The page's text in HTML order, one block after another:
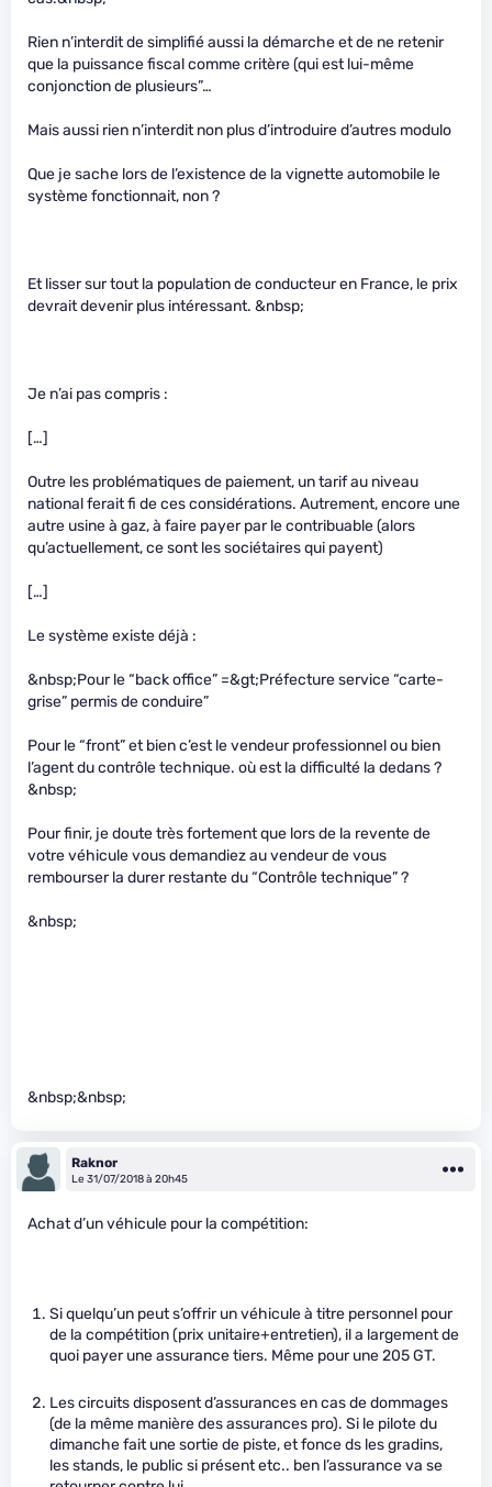
Rien n’interdit de simplifié aussi la démarche et de ne retenir
que la puissance fiscal comme critère (qui est lui-même
conjonction de plusieurs”…
Mais aussi rien n’interdit non plus d’introduire d’autres modulo
Que je sache lors de l’existence de la vignette automobile le
système fonctionnait, non ?
Et lisser sur tout la population de conducteur en France, le prix
devrait devenir plus intéressant. &nbsp;
Je n’ai pas compris :
[…]
Outre les problématiques de paiement, un tarif au niveau
national ferait fi de ces considérations. Autrement, encore une
autre usine à gaz, à faire payer par le contribuable (alors
qu’actuellement, ce sont les sociétaires qui payent)
[…]
Le système existe déjà :
&nbsp;Pour le “back office” =&gt;Préfecture service “carte-
grise” permis de conduire”
Pour le “front” et bien c’est le vendeur professionnel ou bien
l’agent du contrôle technique. où est la difficulté la dedans ?
&nbsp;
Pour finir, je doute très fortement que lors de la revente de
votre véhicule vous demandiez au vendeur de vous
rembourser la durer restante du “Contrôle technique” ?
&nbsp;
&nbsp;&nbsp;
Raknor
Le 31/07/2018 à 20h45
Achat d’un véhicule pour la compétition:
Si quelqu’un peut s’offrir un véhicule à titre personnel pour
de la compétition (prix unitaire+entretien), il a largement de
quoi payer une assurance tiers. Même pour une 205 GT.
Les circuits disposent d’assurances en cas de dommages
(de la même manière des assurances pro). Si le pilote du
dimanche fait une sortie de piste, et fonce ds les gradins,
les stands, le public si présent etc.. ben l’assurance va se